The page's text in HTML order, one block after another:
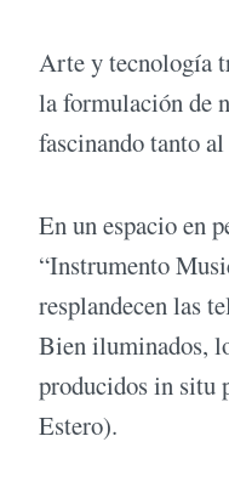
Arte y tecnología
la formulación de
fascinando tanto
En un espacio en
“Instrumento
resplandecen las
Bien iluminados,
producidos in situ
Estero).